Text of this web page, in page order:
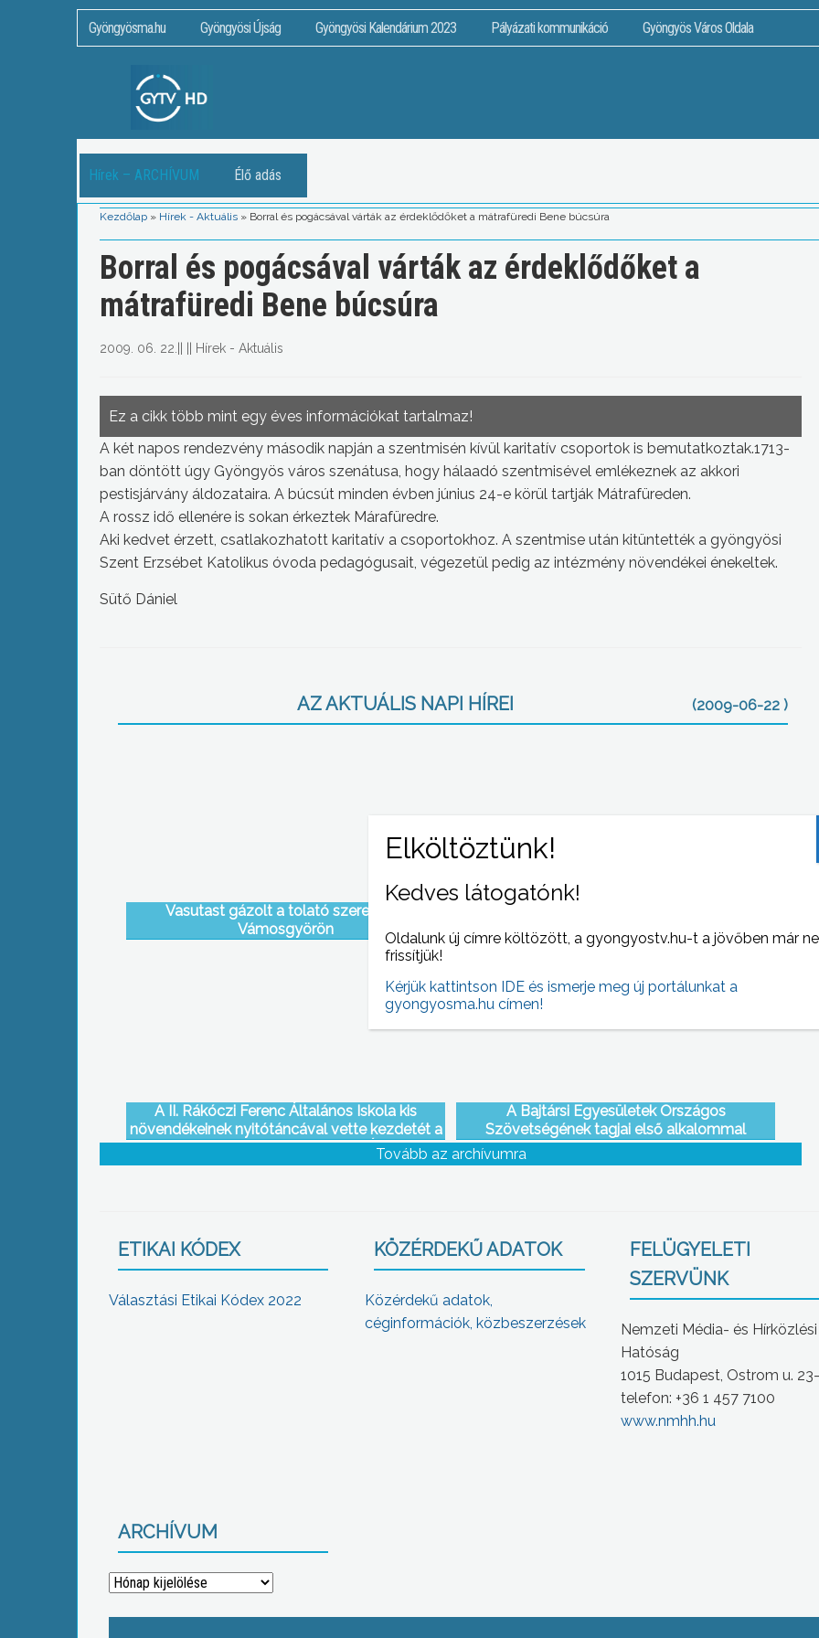
Gyöngyösma.hu Gyöngyösi Újság Gyöngyösi Kalendárium 2023 Pályázati kommunikáció Gyöngyös Város Oldala
Hírek – ARCHÍVUM Élő adás
Kezdőlap » Hírek - Aktuális » Borral és pogácsával várták az érdeklődőket a mátrafüredi Bene búcsúra
Borral és pogácsával várták az érdeklődőket a
mátrafüredi Bene búcsúra
2009. 06. 22. Hírek - Aktuális
Ez a cikk több mint egy éves információkat tartalmaz!
A két napos rendezvény második napján a szentmisén kívül karitatív csoportok is bemutatkoztak.1713-
ban döntött úgy Gyöngyös város szenátusa, hogy hálaadó szentmisével emlékeznek az akkori
pestisjárvány áldozataira. A búcsút minden évben június 24-e körül tartják Mátrafüreden.
A rossz idő ellenére is sokan érkeztek Márafüredre.
Aki kedvet érzett, csatlakozhatott karitatív a csoportokhoz. A szentmise után kitüntették a gyöngyösi
Szent Erzsébet Katolikus óvoda pedagógusait, végezetül pedig az intézmény növendékei énekeltek.
Sütő Dániel
AZ AKTUÁLIS NAPI HÍREI (2009-06-22 )
Vasutast gázolt a tolató szerelvény
Vámosgyörön
Az elképzelés jó volt, mégis kevés motoros
ment el a rendőrség visontai
közlekedésbiztonsági napjára
A II. Rákóczi Ferenc Általános Iskola kis
növendékeinek nyitótáncával vette kezdetét a
Mátra Múzeumban a Múzeumok Éjszakája
A Bajtársi Egyesületek Országos
Szövetségének tagjai első alkalommal
találkoztak Gyöngyösön
Tovább az archívumra
ETIKAI KÓDEX
Választási Etikai Kódex 2022
KÖZÉRDEKŰ ADATOK
Közérdekű adatok,
céginformációk, közbeszerzések
FELÜGYELETI
SZERVÜNK
Nemzeti Média- és Hírközlési
Hatóság
1015 Budapest, Ostrom u.
telefon: +36 1 457 7100
www.nmhh.hu
ARCHÍVUM
Archívum
Kedves látogatónk!
Oldalunk új címre költözött, a gyongyostv.hu-t a jövőben már
frissítjük!
Kérjük kattintson IDE és ismerje meg új portálunkat a
gyongyosma.hu címen!